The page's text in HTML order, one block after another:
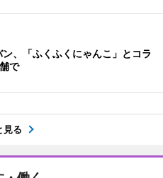
、「ふくふくにゃんこ」とコラ
で
見る